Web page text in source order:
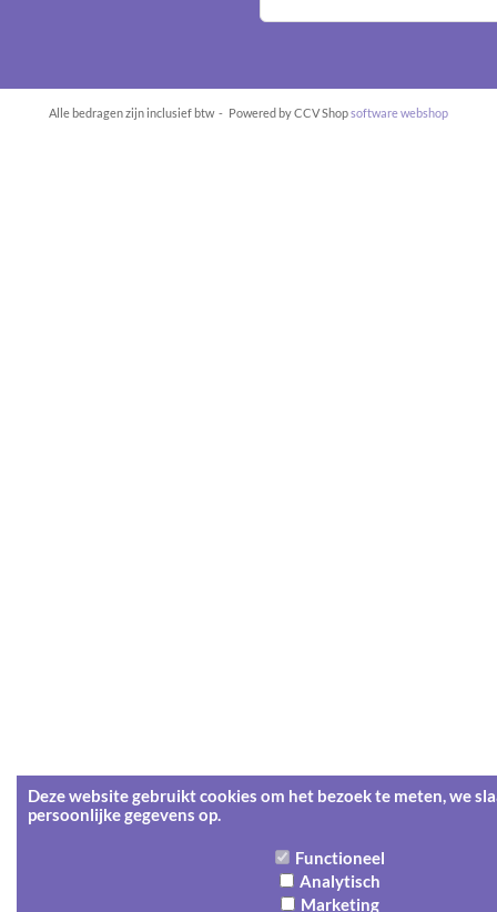
Alle bedragen zijn inclusief btw - Powered by CCV Shopsoftware webshop
Deze website gebruikt cookies om het bezoek te meten, we
persoonlijke gegevens op.
Functioneel
Analytisch
Marketing